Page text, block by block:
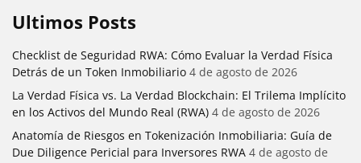
Ultimos Posts
Checklist de Seguridad RWA: Cómo Evaluar la Verdad Física
Detrás de un Token Inmobiliario 4 de agosto de 2026
La Verdad Física vs. La Verdad Blockchain: El Trilema Implícito
en los Activos del Mundo Real (RWA) 4 de agosto de 2026
Anatomía de Riesgos en Tokenización Inmobiliaria: Guía de
Due Diligence Pericial para Inversores RWA 4 de agosto de